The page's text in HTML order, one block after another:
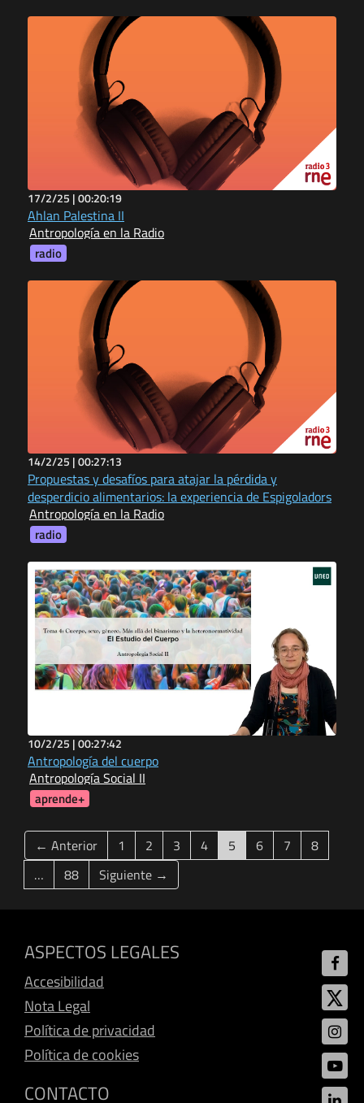
17/2/25 |00:20:19
Ahlan Palestina II
Antropología en la Radio
radio
14/2/25 |00:27:13
Propuestas y desafíos para atajar la pérdida y
desperdicio alimentarios: la experiencia de Espigoladors
Antropología en la Radio
radio
10/2/25 |00:27:42
Antropología del cuerpo
Antropología Social II
aprende+
← Anterior 1 2 3 4 5 (current)
6 7
8
…
88 Siguiente →
ASPECTOS LEGALES
Accesibilidad
Nota Legal
Política de privacidad
Política de cookies
CONTACTO